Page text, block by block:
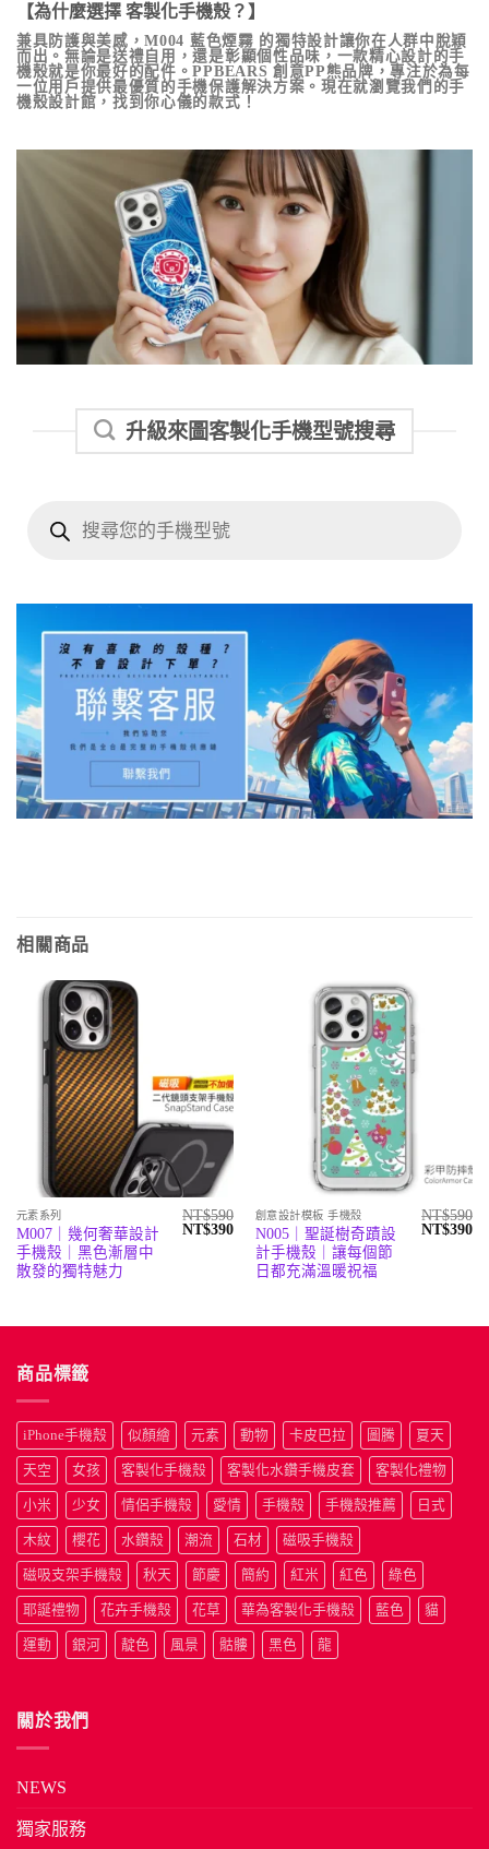
【為什麼選擇 客製化手機殼？】
兼具防護與美感，M004 藍色煙霧 的獨特設計讓你在人群中脫穎
而出。無論是送禮自用，還是彰顯個性品味，一款精心設計的手
機殼就是你最好的配件。PPBEARS 創意PP熊品牌，專注於為每
一位用戶提供最優質的手機保護解決方案。現在就瀏覽我們的手
機殼設計館，找到你心儀的款式！
升級來圖客製化手機型號搜尋
search
相關商品
元素系列
M007｜幾何奢華設計
手機殼｜黑色漸層中
散發的獨特魅力
NT$590
原
NT$390目
格：
創意設計模板 手機殼
N005｜聖誕樹奇蹟設
計手機殼｜讓每個節
日都充滿溫暖祝福
NT$590
原
NT$390目
商品標籤
iPhone手機殼 似顏繪 元素 動物 卡皮巴拉 圖騰 夏天
天空 女孩 客製化手機殼 客製化水鑽手機皮套 客製化禮物
小米 少女 情侶手機殼 愛情 手機殼 手機殼推薦 日式
木紋 櫻花 水鑽殼 潮流 石材 磁吸手機殼
磁吸支架手機殼 秋天 節慶 簡約 紅米 紅色 綠色
耶誕禮物 花卉手機殼 花草 華為客製化手機殼 藍色 貓
運動 銀河 靛色 風景 骷髏 黑色 龍
關於我們
NEWS
獨家服務